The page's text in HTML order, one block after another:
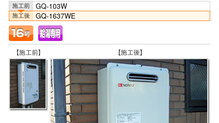
GQ-103W
GQ-1637WE